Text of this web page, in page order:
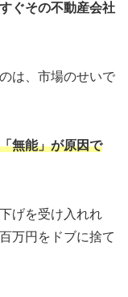
ぐその不動産会社
は、市場のせいで
無能」が原因で
げを受け入れれ
万円をドブに捨て